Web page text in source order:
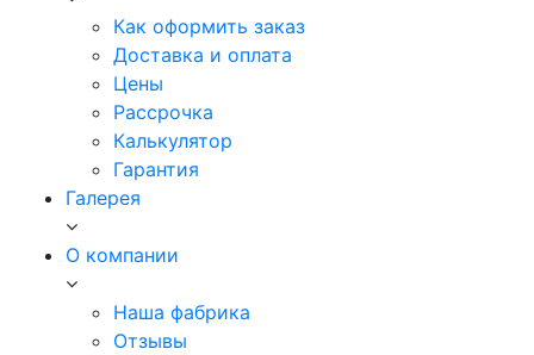
Как оформить заказ
Доставка и оплата
Цены
Рассрочка
Калькулятор
Гарантия
Галерея
О компании
Наша фабрика
Отзывы